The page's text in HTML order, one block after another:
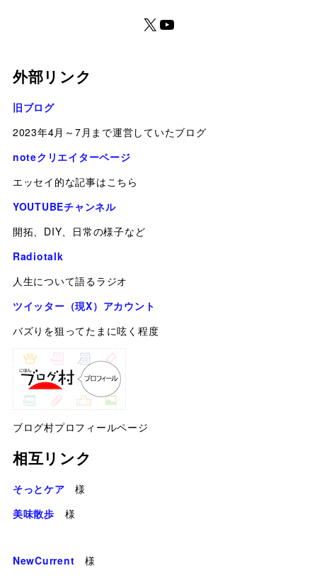
外部リンク
旧ブログ
2023年4月～7月まで運営していたブログ
noteクリエイターページ
エッセイ的な記事はこちら
YOUTUBEチャンネル
開拓、DIY、日常の様子など
Radiotalk
人生について語るラジオ
ツイッター（現X）アカウント
バズりを狙ってたまに呟く程度
ブログ村プロフィールページ
相互リンク
そっとケア 様
美味散歩 様
NewCurrent 様